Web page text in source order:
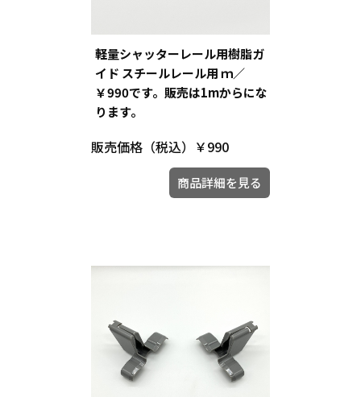
軽量シャッターレール用樹脂ガ
イド スチールレール用 ｍ／
￥990です。販売は1mからにな
ります。
販売価格（税込） ￥990
商品詳細を見る